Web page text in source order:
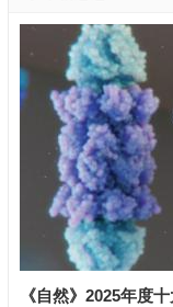
《自然》2025年度